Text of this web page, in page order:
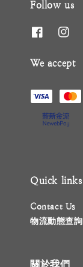
Follow us
We accept
Quick links
Contact Us
物流動態查詢
關於我們